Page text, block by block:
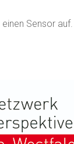
Sensor auf.